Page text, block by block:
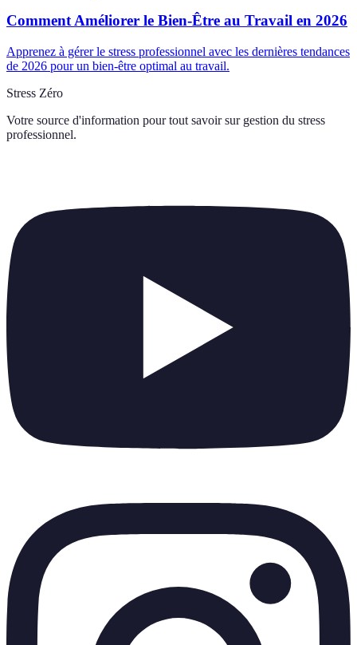
Comment Améliorer le Bien-Être au Travail en 2026
Apprenez à gérer le stress professionnel avec les dernières tendances
de 2026 pour un bien-être optimal au travail.
Stress Zéro
Votre source d'information pour tout savoir sur gestion du stress
professionnel.